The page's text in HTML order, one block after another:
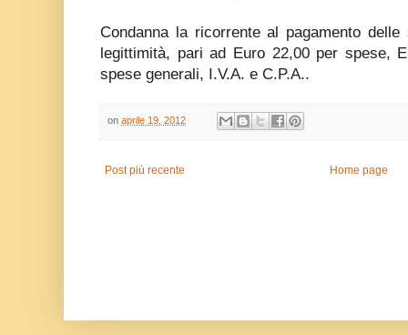
Condanna la ricorrente al pagamento
legittimità, pari ad Euro 22,00 per spese,
spese generali, I.V.A. e C.P.A..
on aprile 19, 2012
Post più recente Home page